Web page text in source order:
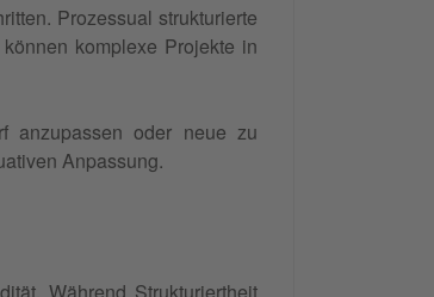
Prozessual strukturierte
komplexe Projekte in
anzupassen oder neue zu
Anpassung.
Während Strukturiertheit